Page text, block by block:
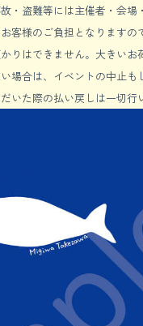
・盗難等には主催者・会
客様のご負担となりますの
りはできません。大きい
場合は、イベントの中止
いた際の払い戻しは一切